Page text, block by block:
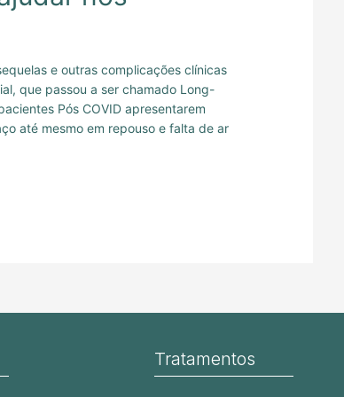
e outras complicações clínicas
que passou a ser chamado Long-
Pós COVID apresentarem
até mesmo em repouso e falta de ar
Tratamentos